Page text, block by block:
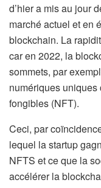
d’hier a mis au jour
marché actuel et en
blockchain. La
car en 2022, la
sommets, par
numériques
fongibles (NFT).
Ceci, par
lequel la startup
NFTS et ce que la
accélérer la